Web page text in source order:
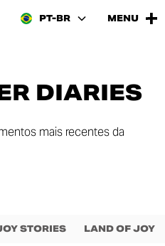
PT-BR MENU
DIARIES
mais recentes da
STORIES LAND OF JOY